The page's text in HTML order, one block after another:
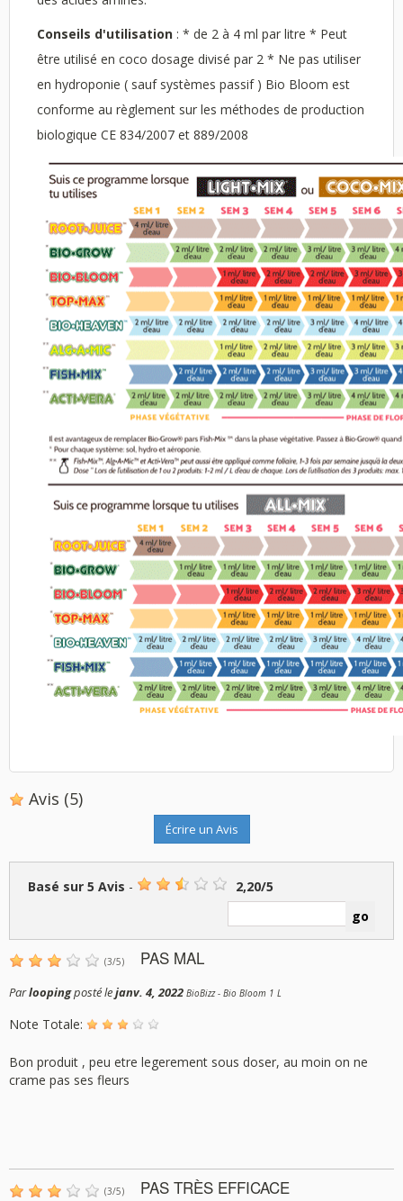
Conseils d'utilisation : * de 2 à 4 ml par litre * Peut
être utilisé en coco dosage divisé par 2 * Ne pas utiliser
en hydroponie ( sauf systèmes passif ) Bio Bloom est
conforme au règlement sur les méthodes de production
biologique CE 834/2007 et 889/2008
Avis (5)
Écrire un Avis
Basé sur 5 Avis - 2,20/5
(3/5) PAS MAL
Parloopingposté lejanv. 4, 2022 BioBizz - Bio Bloom 1 L
Note Totale:
Bon produit , peu etre legerement sous doser, au moin on ne
crame pas ses fleurs
(3/5) PAS TRÈS EFFICACE